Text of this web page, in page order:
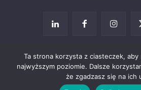
Ta strona korzysta z ciasteczek, aby
najwyższym poziomie. Dalsze
że zgadzasz się na ich